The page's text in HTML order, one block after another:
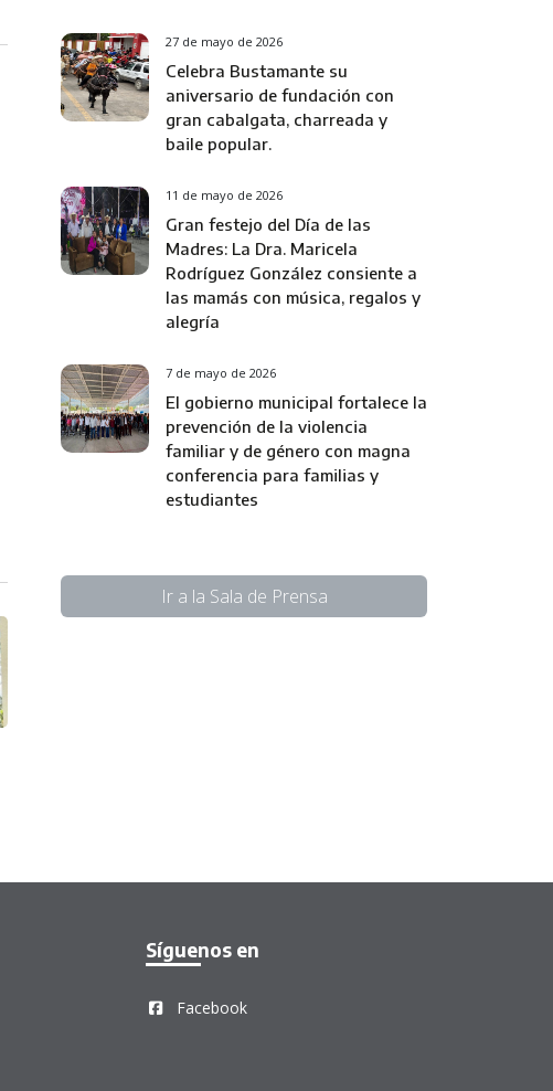
27 de mayo de 2026
Celebra Bustamante su
aniversario de fundación con
gran cabalgata, charreada y
baile popular.
11 de mayo de 2026
Gran festejo del Día de las
Madres: La Dra. Maricela
Rodríguez González consiente a
las mamás con música, regalos y
alegría
7 de mayo de 2026
El gobierno municipal fortalece la
prevención de la violencia
familiar y de género con magna
conferencia para familias y
estudiantes
Ir a la Sala de Prensa
Síguenos en
Facebook